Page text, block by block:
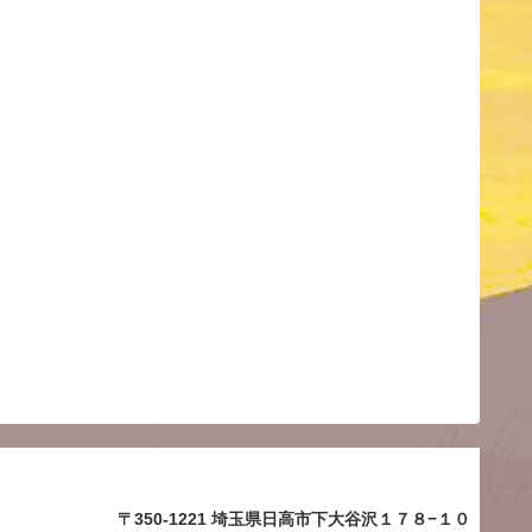
〒350-1221 埼玉県日高市下大谷沢１７８−１０